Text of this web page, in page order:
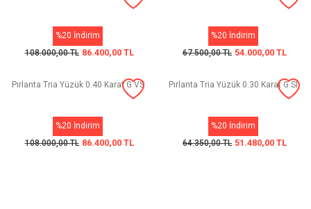
%20 İndirim
108.000,00 TL 86.400,00 TL
%20 İndirim
67.500,00 TL 54.000,00 TL
Pırlanta Tria Yüzük 0.40 Karat G VS
%20 İndirim
108.000,00 TL 86.400,00 TL
Pırlanta Tria Yüzük 0.30 Karat G SI
%20 İndirim
64.350,00 TL 51.480,00 TL